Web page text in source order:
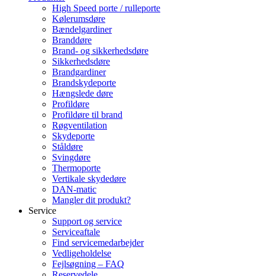
High Speed porte / rulleporte
Kølerumsdøre
Bændelgardiner
Branddøre
Brand- og sikkerhedsdøre
Sikkerhedsdøre
Brandgardiner
Brandskydeporte
Hængslede døre
Profildøre
Profildøre til brand
Røgventilation
Skydeporte
Ståldøre
Svingdøre
Thermoporte
Vertikale skydedøre
DAN-matic
Mangler dit produkt?
Service
Support og service
Serviceaftale
Find servicemedarbejder
Vedligeholdelse
Fejlsøgning – FAQ